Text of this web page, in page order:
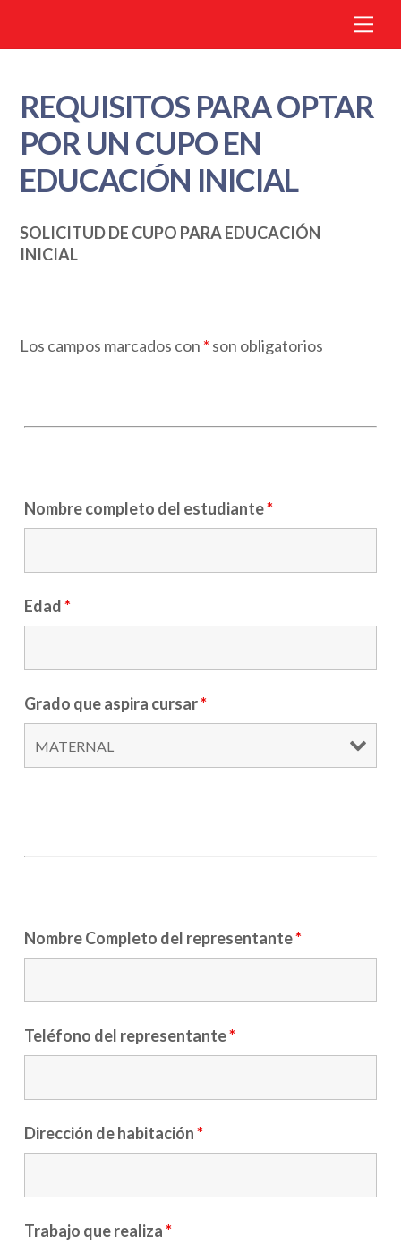
REQUISITOS PARA OPTAR
POR UN CUPO EN
EDUCACIÓN INICIAL
SOLICITUD DE CUPO PARA EDUCACIÓN
INICIAL
Los campos marcados con * son obligatorios
Nombre completo del estudiante*
Edad*
Grado que aspira cursar*
Nombre Completo del representante*
Teléfono del representante*
Dirección de habitación*
Trabajo que realiza*